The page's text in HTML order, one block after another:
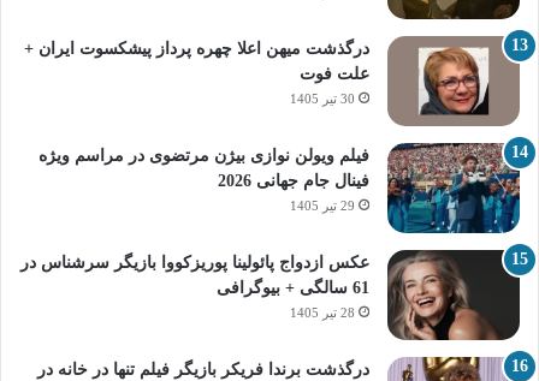
درگذشت میهن اعلا چهره پرداز پیشکسوت ایران +
علت فوت
30 تیر 1405
فیلم ویولن نوازی بیژن مرتضوی در مراسم ویژه
فینال جام جهانی 2026
29 تیر 1405
عکس ازدواج پائولینا پوریزکووا بازیگر سرشناس در
61 سالگی + بیوگرافی
28 تیر 1405
درگذشت برندا فریکر بازیگر فیلم تنها در خانه در